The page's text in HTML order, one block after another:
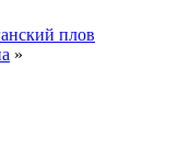
плов
»